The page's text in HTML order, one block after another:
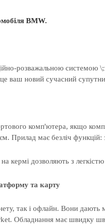
BMW.
розважальною системою
ваш новий сучасний
комп'ютера, якщо
має безліч функцій:
кермі дозволяють з
та карту
так і офлайн. Вони
Обладнання має швидку